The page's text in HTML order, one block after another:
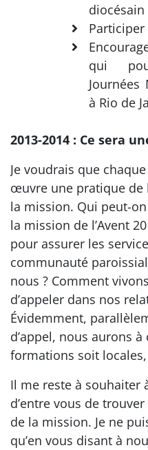
diocésain
Participer
qui
Journées
à Rio de
2013-2014 : Ce sera
Je voudrais que
œuvre une pratique de
la mission. Qui peut-
la mission de l’Avent
pour assurer les
communauté
nous ? Comment
d’appeler dans nos
Évidemment,
d’appel, nous aurons
formations soit
Il me reste à souhaiter
d’entre vous de
de la mission. Je ne
qu’en vous disant à